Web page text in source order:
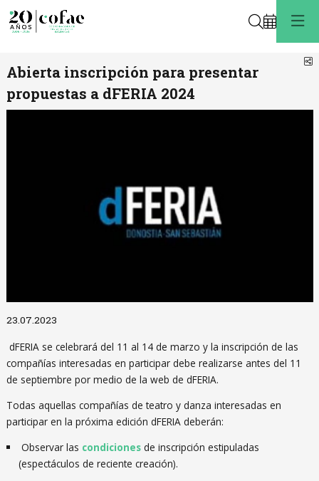
Buscar
Abierta inscripción para presentar
propuestas a dFERIA 2024
23.07.2023
dFERIA se celebrará del 11 al 14 de marzo y la inscripción de las
compañías interesadas en participar debe realizarse antes del 11
de septiembre por medio de la web de dFERIA.
Todas aquellas compañías de teatro y danza interesadas en
participar en la próxima edición dFERIA deberán:
Observar las condiciones de inscripción estipuladas
(espectáculos de reciente creación).